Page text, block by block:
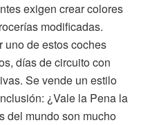
exigen crear colores
modificadas.
uno de estos coches
días de circuito con
Se vende un estilo
¿Vale la Pena la
del mundo son mucho